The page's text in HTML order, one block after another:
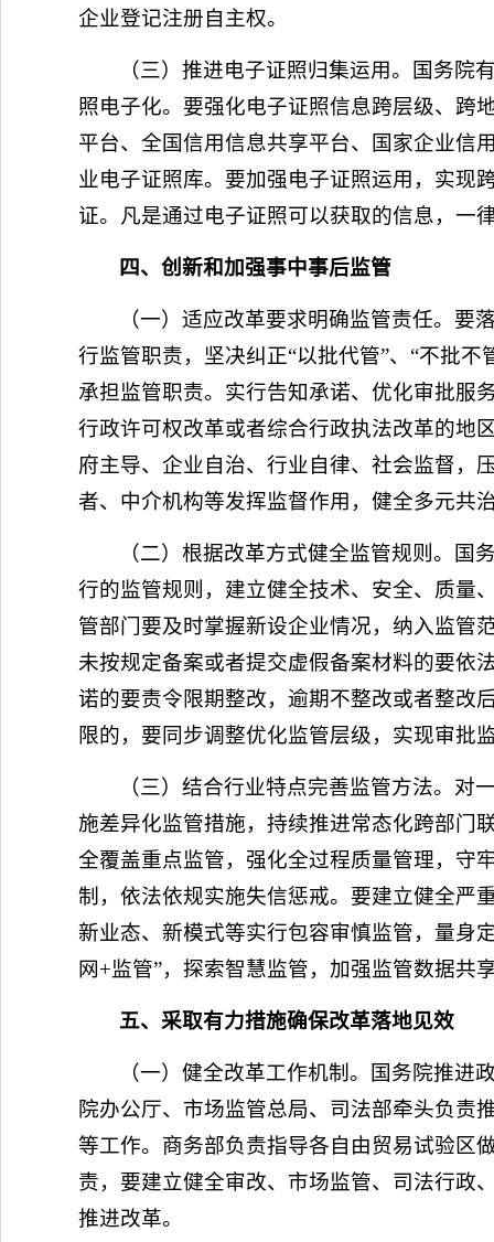
企业登记注册自主权。
（三）推进电子证照归集运用。国务
照电子化。要强化电子证照信息跨层级、跨
平台、全国信用信息共享平台、国家企业信
业电子证照库。要加强电子证照运用，实现
证。凡是通过电子证照可以获取的信息，一
四、创新和加强事中事后监管
（一）适应改革要求明确监管责任。要
行监管职责，坚决纠正“以批代管”、“不批
承担监管职责。实行告知承诺、优化审批服
行政许可权改革或者综合行政执法改革的地
府主导、企业自治、行业自律、社会监督，
者、中介机构等发挥监督作用，健全多元共
（二）根据改革方式健全监管规则。
行的监管规则，建立健全技术、安全、质量
管部门要及时掌握新设企业情况，纳入监管
未按规定备案或者提交虚假备案材料的要依
诺的要责令限期整改，逾期不整改或者整改
限的，要同步调整优化监管层级，实现审批
（三）结合行业特点完善监管方法。对
施差异化监管措施，持续推进常态化跨部门
全覆盖重点监管，强化全过程质量管理，守
制，依法依规实施失信惩戒。要建立健全严
新业态、新模式等实行包容审慎监管，量身
网+监管”，探索智慧监管，加强监管数据共
五、采取有力措施确保改革落地见效
（一）健全改革工作机制。国务院推进
院办公厅、市场监管总局、司法部牵头负责
等工作。商务部负责指导各自由贸易试验区
责，要建立健全审改、市场监管、司法行政
推进改革。